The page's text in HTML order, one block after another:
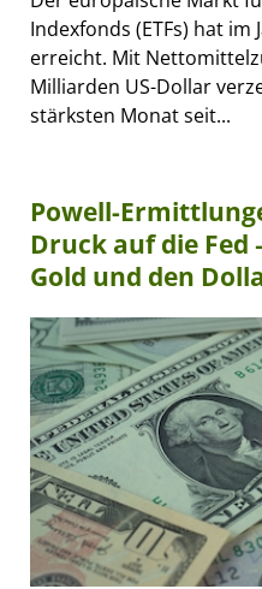
Indexfonds (ETFs) hat
erreicht. Mit
Milliarden US-Dollar
stärksten Monat seit...
Powell-
Druck auf die
Gold und den